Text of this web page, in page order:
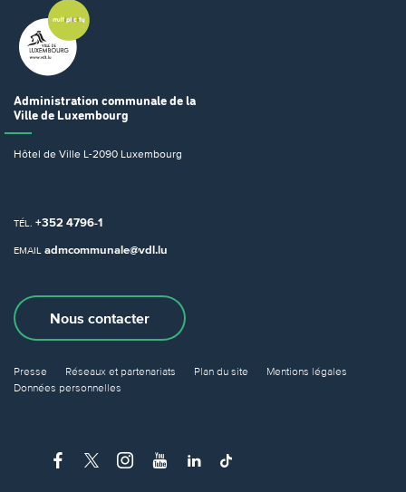
Administration communale de la
Ville de Luxembourg
Hôtel de Ville L-2090 Luxembourg
TÉL. +352 4796-1
EMAIL admcommunale@vdl.lu
Nous contacter
Presse Réseaux et partenariats Plan du site
Mentions légales
Données personnelles